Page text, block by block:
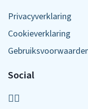
Privacyverklaring
Cookieverklaring
Social